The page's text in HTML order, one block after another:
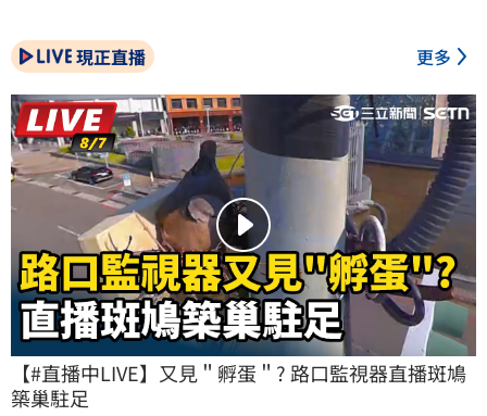
現正直播 更多
【#直播中LIVE】又見＂孵蛋＂? 路口監視器直播斑鳩
築巢駐足